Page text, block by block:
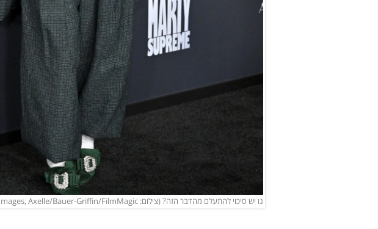
נו יש סיכוי להתעלם מהדבר הזה? (צילום: Getty Images, Axelle/Bauer-Griffin/FilmMagic)